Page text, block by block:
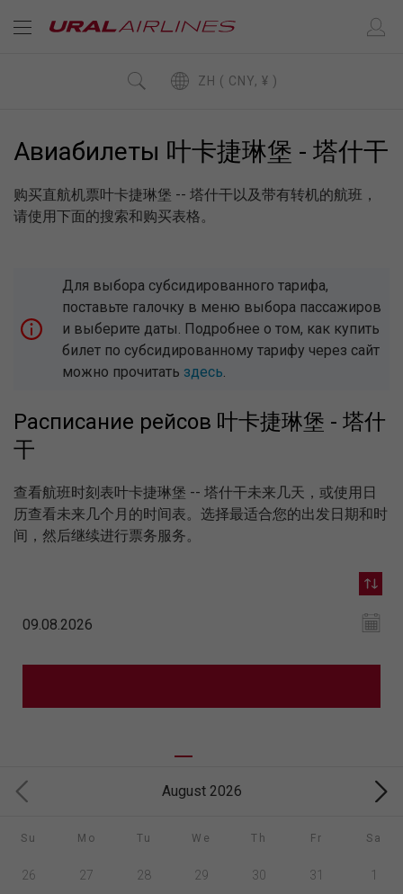
ZH ( CNY, ¥ )
Авиабилеты 叶卡捷琳堡 - 塔什干
购买直航机票叶卡捷琳堡 -- 塔什干以及带有转机的航班，
请使用下面的搜索和购买表格。
Для выбора субсидированного тарифа,
поставьте галочку в меню выбора пассажиров
и выберите даты. Подробнее о том, как купить
билет по субсидированному тарифу через сайт
можно прочитать здесь.
Расписание рейсов 叶卡捷琳堡 - 塔什
干
查看航班时刻表叶卡捷琳堡 -- 塔什干未来几天，或使用日
历查看未来几个月的时间表。选择最适合您的出发日期和时
间，然后继续进行票务服务。
August 2026
Su Mo Tu We Th Fr Sa
26 27 28 29 30 31 1